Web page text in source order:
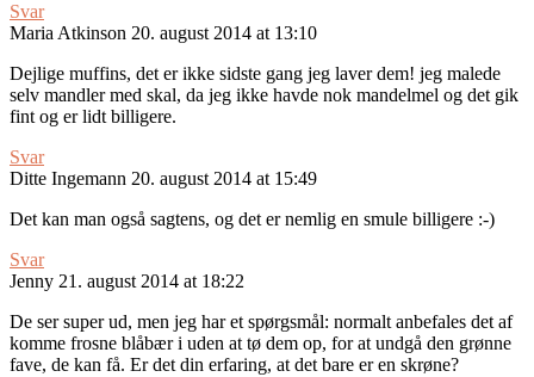
Svar
Maria Atkinson 20. august 2014 at 13:10
Dejlige muffins, det er ikke sidste gang jeg laver dem! jeg malede
selv mandler med skal, da jeg ikke havde nok mandelmel og det gik
fint og er lidt billigere.
Svar
Ditte Ingemann 20. august 2014 at 15:49
Det kan man også sagtens, og det er nemlig en smule billigere :-)
Svar
Jenny 21. august 2014 at 18:22
De ser super ud, men jeg har et spørgsmål: normalt anbefales det af
komme frosne blåbær i uden at tø dem op, for at undgå den grønne
fave, de kan få. Er det din erfaring, at det bare er en skrøne?